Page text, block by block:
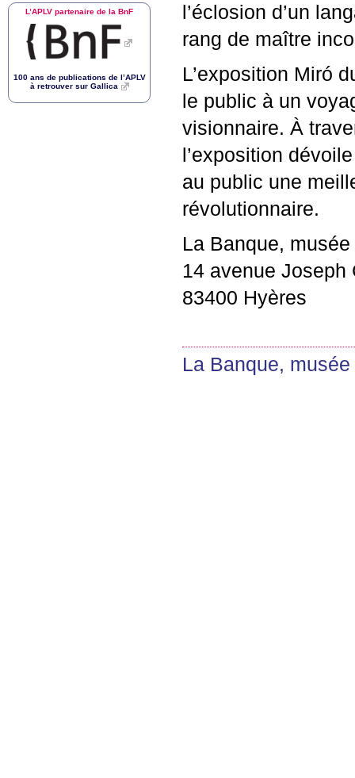
l’éclosion d’un
rang de maître
L’exposition Miró
le public à un
visionnaire. À
l’exposition
au public une
révolutionnaire.
La Banque,
14 avenue Joseph
83400 Hyères
La Banque,
L’APLV partenaire de la BnF
100 ans de publications de l’APLV
à retrouver sur Gallica